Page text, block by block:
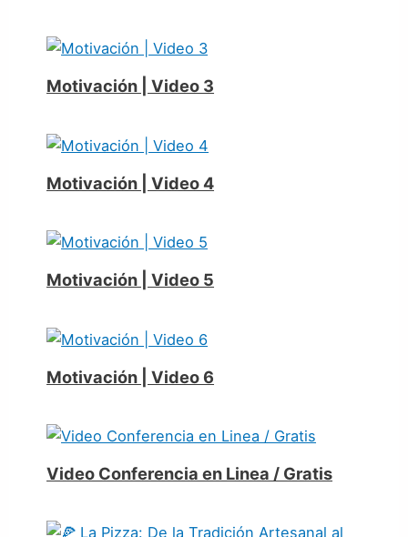
Motivación | Video 3
Motivación | Video 4
Motivación | Video 5
Motivación | Video 6
Video Conferencia en Linea / Gratis